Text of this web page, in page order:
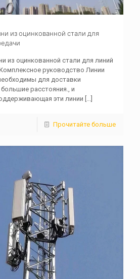
из оцинкованной стали для
из оцинкованной стали для линий
руководство Линии
для доставки
расстояния., и
эти линии [...]
Прочитайте больше